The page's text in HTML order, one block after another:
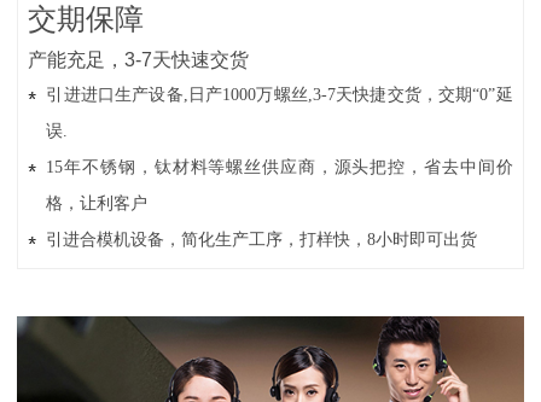
交期保障
产能充足，3-7天快速交货
引进进口生产设备,日产1000万螺丝,3-7天快捷交货，交期“0”延
误.
15年不锈钢，钛材料等螺丝供应商，源头把控，省去中间价
格，让利客户
引进合模机设备，简化生产工序，打样快，8小时即可出货